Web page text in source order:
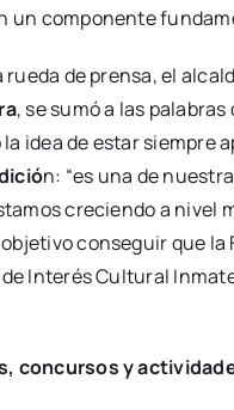
un com­po­nen­te
rue­da de pren­sa, el
, se sumó a las pala­bras
idea de estar siem­pre
n: “es una de
cre­cien­do a nivel
con­se­guir que la
Inte­rés Cul­tu­ral
con­cur­sos y